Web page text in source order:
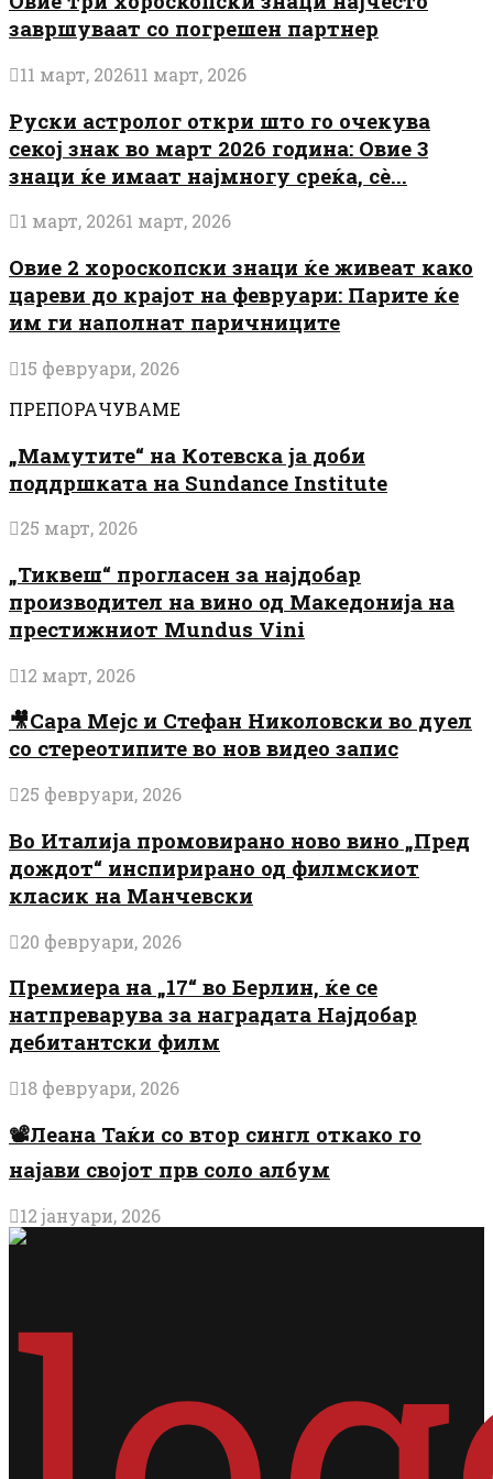
завршуваат со погрешен партнер
11 март, 202611 март, 2026
Руски астролог откри што го очекува
секој знак во март 2026 година: Овие 3
знаци ќе имаат најмногу среќа, сè...
1 март, 20261 март, 2026
Овие 2 хороскопски знаци ќе живеат како
цареви до крајот на февруари: Парите ќе
им ги наполнат паричниците
15 февруари, 2026
ПРЕПОРАЧУВАМЕ
„Мамутите“ на Котевска ја доби
поддршката на Sundance Institute
25 март, 2026
„Тиквеш“ прогласен за најдобар
производител на вино од Македонија на
престижниот Mundus Vini
12 март, 2026
🎥Сара Мејс и Стефан Николовски во дуел
со стереотипите во нов видео запис
25 февруари, 2026
Во Италија промовирано ново вино „Пред
дождот“ инспирирано од филмскиот
класик на Манчевски
20 февруари, 2026
Премиера на „17“ во Берлин, ќе се
натпреварува за наградата Најдобар
дебитантски филм
18 февруари, 2026
📽️Леана Таќи со втор сингл откако го
најави својот прв соло албум
12 јануари, 2026